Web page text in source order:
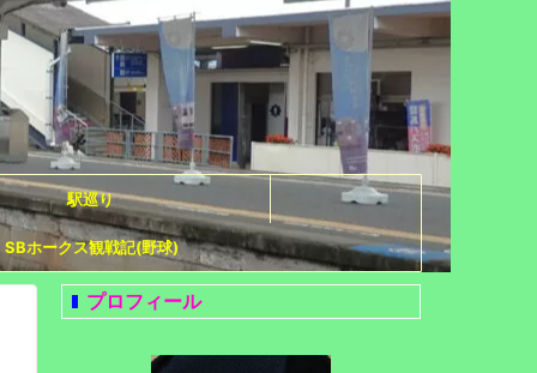
駅巡り
SBホークス観戦記(野球)
プロフィール